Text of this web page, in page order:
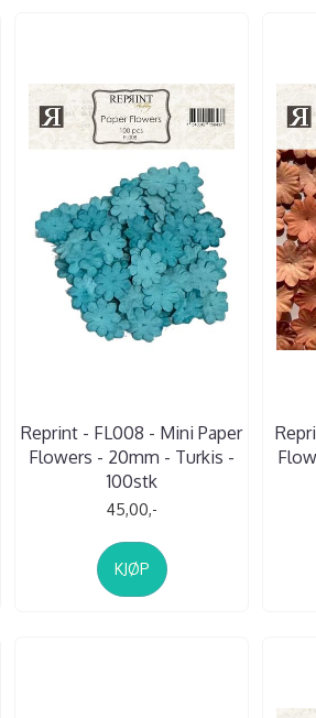
Reprint - FL008 - Mini Paper
Flowers - 20mm - Turkis -
100stk
45,00,-
KJØP